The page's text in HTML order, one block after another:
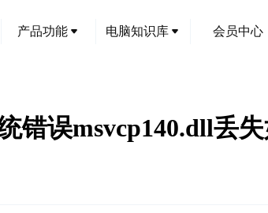
产品功能 电脑知识库 会员中心
错误msvcp140.dll丢